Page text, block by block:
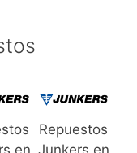
Repuestos